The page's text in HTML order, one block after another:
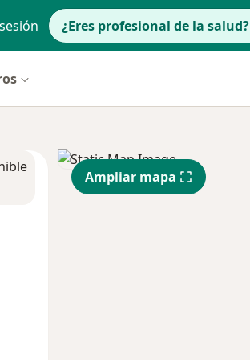
¿Eres profesional de la salud?
Ampliar mapa